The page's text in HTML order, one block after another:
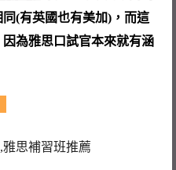
(有英國也有美加)，而這
為雅思口試官本來就有涵